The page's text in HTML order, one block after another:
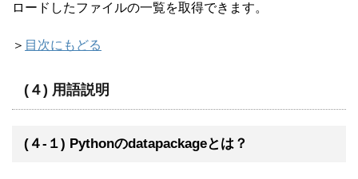
ロードしたファイルの一覧を取得できます。
＞ 目次にもどる
(４) 用語説明
(４-１) Pythonのdatapackageとは？